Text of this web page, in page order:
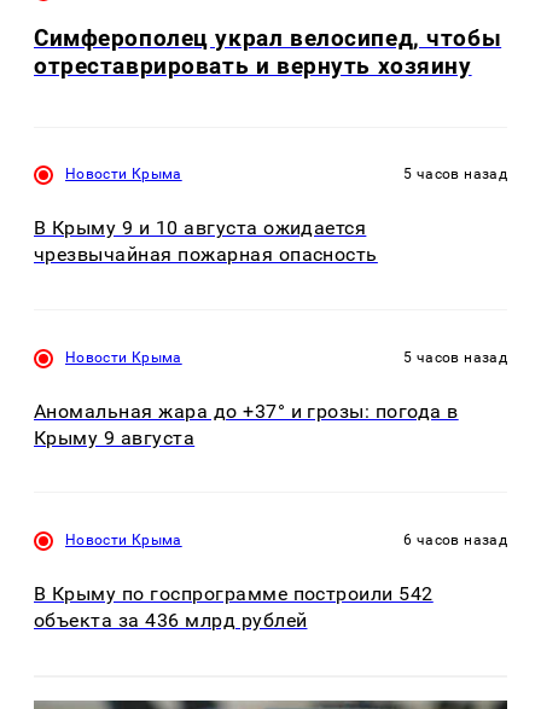
Симферополец украл велосипед, чтобы
отреставрировать и вернуть хозяину
Новости Крыма 5 часов назад
В Крыму 9 и 10 августа ожидается
чрезвычайная пожарная опасность
Новости Крыма 5 часов назад
Аномальная жара до +37° и грозы: погода в
Крыму 9 августа
Новости Крыма 6 часов назад
В Крыму по госпрограмме построили 542
объекта за 436 млрд рублей